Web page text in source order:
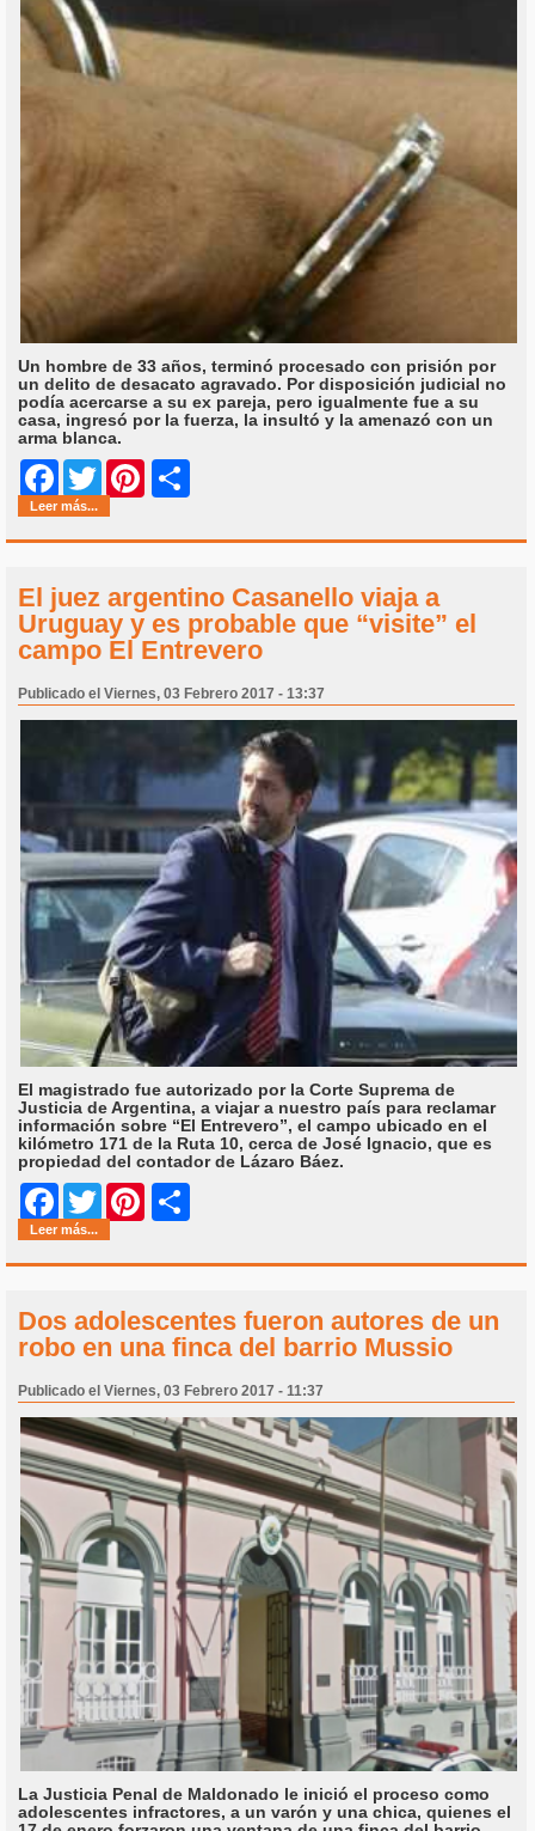
Un hombre de 33 años, terminó procesado con prisión por
un delito de desacato agravado. Por disposición judicial no
podía acercarse a su ex pareja, pero igualmente fue a su
casa, ingresó por la fuerza, la insultó y la amenazó con un
arma blanca.
Facebook
Twitter Pinterest
Leer más...
El juez argentino Casanello viaja a
Uruguay y es probable que “visite” el
campo El Entrevero
Publicado el Viernes, 03 Febrero 2017 - 13:37
El magistrado fue autorizado por la Corte Suprema de
Justicia de Argentina, a viajar a nuestro país para reclamar
información sobre “El Entrevero”, el campo ubicado en el
kilómetro 171 de la Ruta 10, cerca de José Ignacio, que es
propiedad del contador de Lázaro Báez.
Facebook
Twitter Pinterest
Leer más...
Dos adolescentes fueron autores de un
robo en una finca del barrio Mussio
Publicado el Viernes, 03 Febrero 2017 - 11:37
La Justicia Penal de Maldonado le inició el proceso como
adolescentes infractores, a un varón y una chica, quienes el